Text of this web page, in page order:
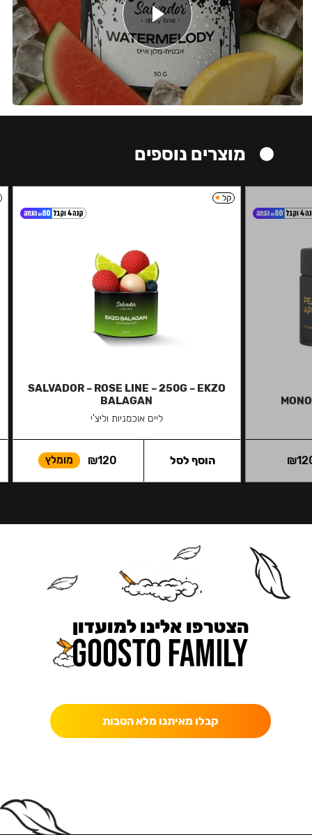
מוצרים נוספים
₪
קל
SALVADOR – ROSE LINE – 250G – EKZO
BALAGAN
ליים אוכמניות וליצ'י
₪120 מומלץ הוסף לסל
הצטרפו אלינו למועדון
קבלו מאיתנו מלא הטבות